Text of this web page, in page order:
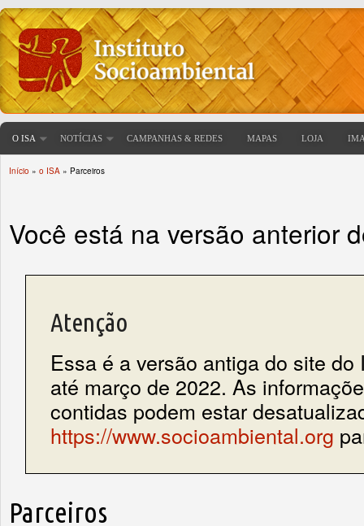
O ISA NOTÍCIAS CAMPANHAS & REDES MAPAS LOJA
Início » o ISA » Parceiros
Você está na versão anterior
Atenção
Essa é a versão antiga do site do
até março de 2022. As
contidas podem estar
https://www.socioambiental.org
Parceiros